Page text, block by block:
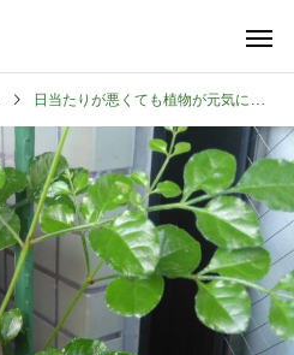
健康について
日当たりが悪くても植物が元気に育つ！魔法のようなスプレー